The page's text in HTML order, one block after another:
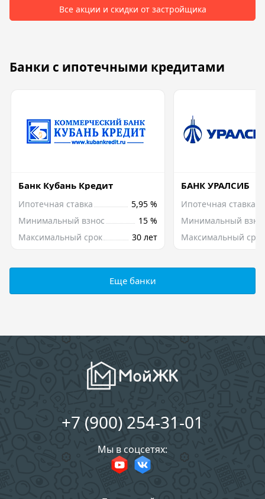
Все акции и скидки от застройщика
Банки с ипотечными кредитами
Банк Кубань Кредит
Ипотечная ставка
5,95 %
Минимальный взнос
15 %
Максимальный срок
30 лет
БАНК УРАЛСИБ
Ипотечная ставка
Минимальный
Максимальный срок
Еще банки
+7 (900) 254-31-01
Мы в соцсетях: